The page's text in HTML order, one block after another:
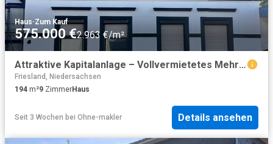
Haus·Zum Kauf
575.000 €2.963 €/m²
Attraktive Kapitalanlage – Vollvermietetes Mehrfamilienhaus mit Top Rendite!
Friesland, Niedersachsen
194 m²9 ZimmerHaus
Seit 3 Wochen bei Ohne-makler Details ansehen